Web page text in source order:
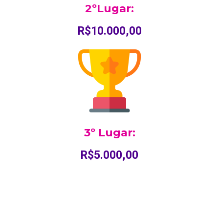
2ºLugar:
R$10.000,00
3º Lugar:
R$5.000,00